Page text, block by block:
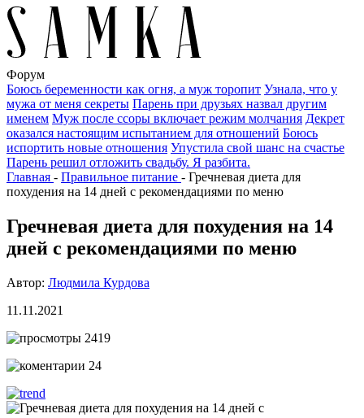
Форум
Боюсь беременности как огня, а муж торопит Узнала, что у
мужа от меня секреты Парень при друзьях назвал другим
именем Муж после ссоры включает режим молчания Декрет
оказался настоящим испытанием для отношений Боюсь
испортить новые отношения Упустила свой шанс на счастье
Парень решил отложить свадьбу. Я разбита.
Главная - Правильное питание - Гречневая диета для
похудения на 14 дней с рекомендациями по меню
Гречневая диета для похудения на 14
дней с рекомендациями по меню
Автор: Людмила Курдова
11.11.2021
2419
24